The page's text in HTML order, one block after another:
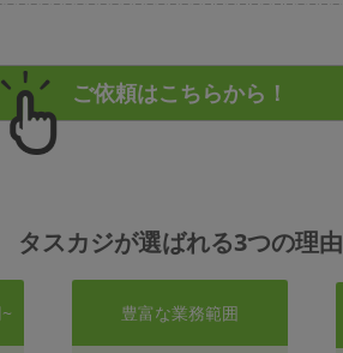
タスカジが選ばれる3つの理由
豊富な業務範囲